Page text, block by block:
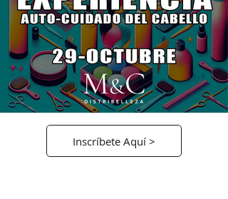
Inscríbete Aquí >